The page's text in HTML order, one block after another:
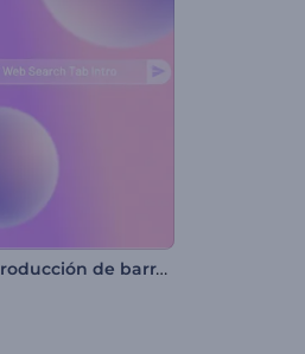
Introducción de barra de búsqueda web